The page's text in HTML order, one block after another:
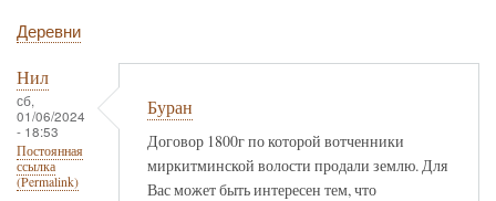
Деревни
Нил
сб,
01/06/2024
- 18:53
Постоянная
ссылка
(Permalink)
Буран
Договор 1800г по которой вотченники
миркитминской волости продали землю. Для
Вас может быть интересен тем, что